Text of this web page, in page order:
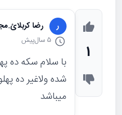
1
ر رضا
5 سال پیش
با سلام سکه ده
شده ولاغیر ده
میباشد